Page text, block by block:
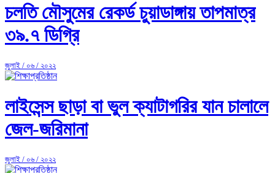
চলতি মৌসুমের রেকর্ড চুয়াডাঙ্গায় তাপমাত্র
৩৯.৭ ডিগ্রি
জুলাই / ০৬ / ২০২২
লাইসেন্স ছাড়া বা ভুল ক্যাটাগরির যান চালালে
জেল-জরিমানা
জুলাই / ০৬ / ২০২২